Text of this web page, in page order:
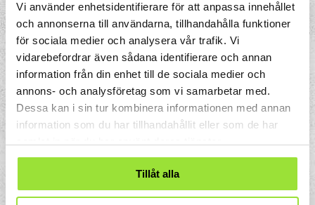
Vi använder enhetsidentifierare för att anpassa innehållet
och annonserna till användarna, tillhandahålla funktioner
för sociala medier och analysera vår trafik. Vi
vidarebefordrar även sådana identifierare och annan
information från din enhet till de sociala medier och
annons- och analysföretag som vi samarbetar med.
Dessa kan i sin tur kombinera informationen med annan
information som du har tillhandahållit eller som de har
Tillåt alla